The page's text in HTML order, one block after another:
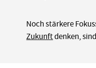
Noch stärkere
Zukunftdenken,